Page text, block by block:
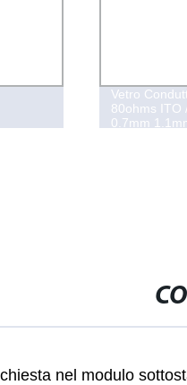
Vetro
80ohms ITO
0.7mm
nel modulo